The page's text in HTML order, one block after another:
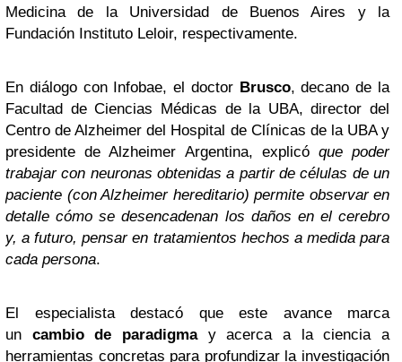
Medicina de la Universidad de Buenos Aires y la
Fundación Instituto Leloir, respectivamente.
En diálogo con Infobae, el doctorBrusco, decano de la
Facultad de Ciencias Médicas de la UBA, director del
Centro de Alzheimer del Hospital de Clínicas de la UBA y
presidente de Alzheimer Argentina, explicó que poder
trabajar con neuronas obtenidas a partir de células de un
paciente (con Alzheimer hereditario) permite observar en
detalle cómo se desencadenan los daños en el cerebro
y, a futuro, pensar en tratamientos hechos a medida para
cada persona.
El especialista destacó que este avance marca
un cambio de paradigmay acerca a la ciencia a
herramientas concretas para profundizar la investigación